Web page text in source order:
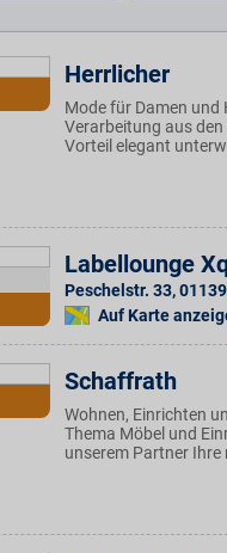
Herrlicher
Mode für Damen
Verarbeitung aus den
Vorteil elegant
Labellounge
Peschelstr. 33,01139
Auf Karte
Schaffrath
Wohnen, Einrichten
Thema Möbel und
unserem Partner Ihre